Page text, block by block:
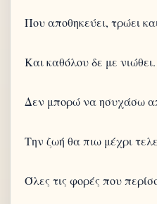
Που αποθηκεύει, τρώει
Και καθόλου δε με νιώθει.
Δεν μπορώ να ησυχάσω
Την ζωή θα πιω μέχρι
Όλες τις φορές που